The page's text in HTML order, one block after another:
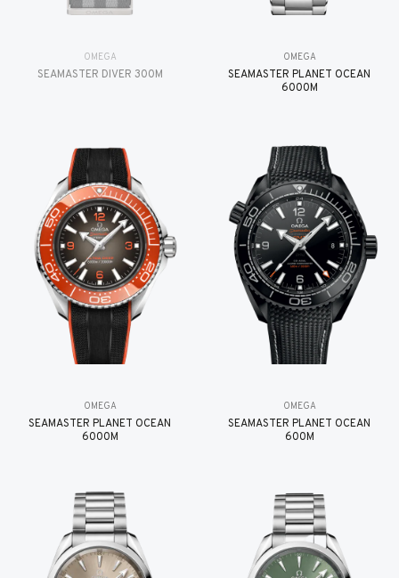
OMEGA
SEAMASTER DIVER 300M
OMEGA
SEAMASTER PLANET OCEAN
6000M
OMEGA
SEAMASTER PLANET OCEAN
6000M
OMEGA
SEAMASTER PLANET OCEAN
600M